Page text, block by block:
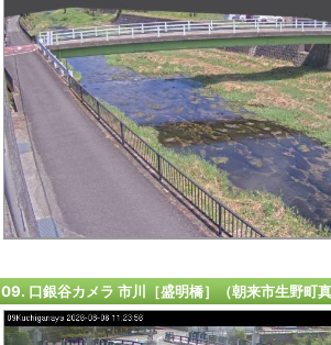
09. 口銀谷カメラ 市川［盛明橋］（朝来市生野町真